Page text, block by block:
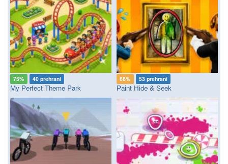
75% 40 prehraní
My Perfect Theme Park
68% 53 prehraní
Paint Hide & Seek